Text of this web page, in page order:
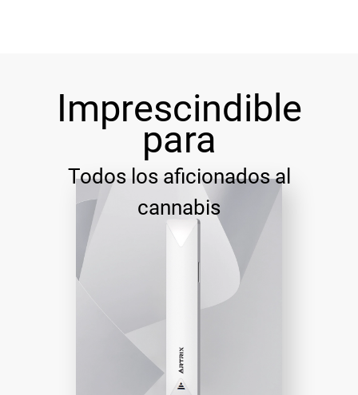
Imprescindible
para
Todos los aficionados al
cannabis